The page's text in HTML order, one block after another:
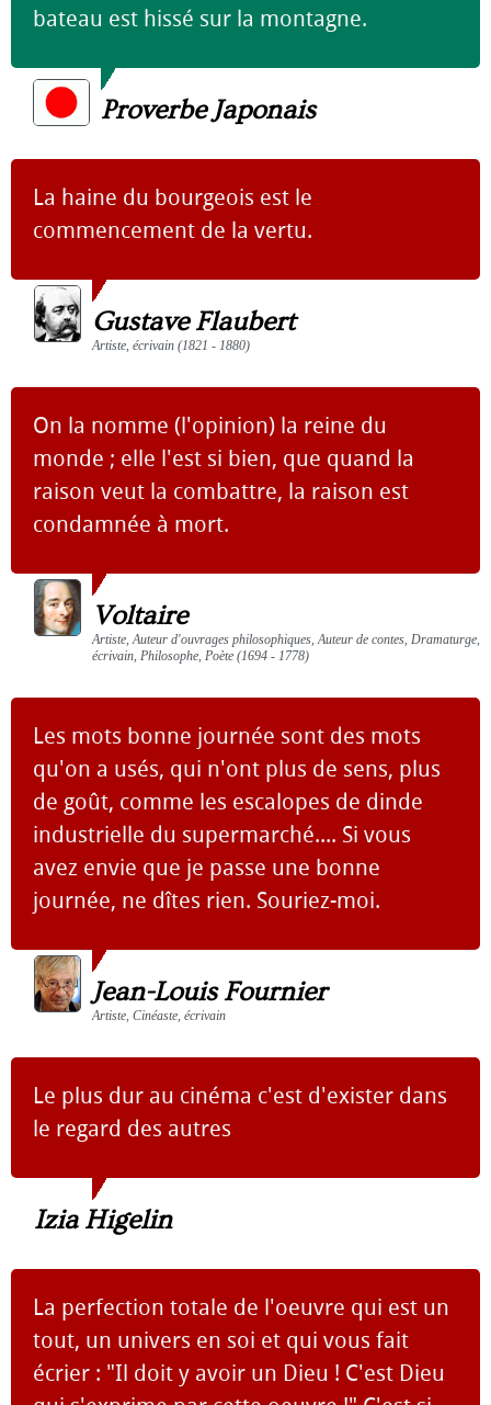
bateau est hissé sur la montagne.
Proverbe Japonais
La haine du bourgeois est le
commencement de la vertu.
Gustave Flaubert
Artiste, écrivain (1821 - 1880)
On la nomme (l'opinion) la reine du
monde ; elle l'est si bien, que quand la
raison veut la combattre, la raison est
condamnée à mort.
Voltaire
Artiste, Auteur d'ouvrages philosophiques, Auteur de contes, Dramaturge,
écrivain, Philosophe, Poète (1694 - 1778)
Les mots bonne journée sont des mots
qu'on a usés, qui n'ont plus de sens, plus
de goût, comme les escalopes de dinde
industrielle du supermarché.... Si vous
avez envie que je passe une bonne
journée, ne dîtes rien. Souriez-moi.
Jean-Louis Fournier
Artiste, Cinéaste, écrivain
Le plus dur au cinéma c'est d'exister dans
le regard des autres
Izia Higelin
La perfection totale de l'oeuvre qui est un
tout, un univers en soi et qui vous fait
écrier : "Il doit y avoir un Dieu ! C'est Dieu